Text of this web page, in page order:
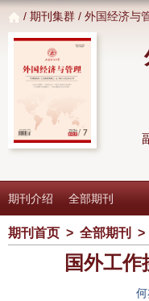
/ 期刊集群 / 外国经济与
期刊介绍 全部期刊
期刊首页 > 全部期刊 >
国外工
何